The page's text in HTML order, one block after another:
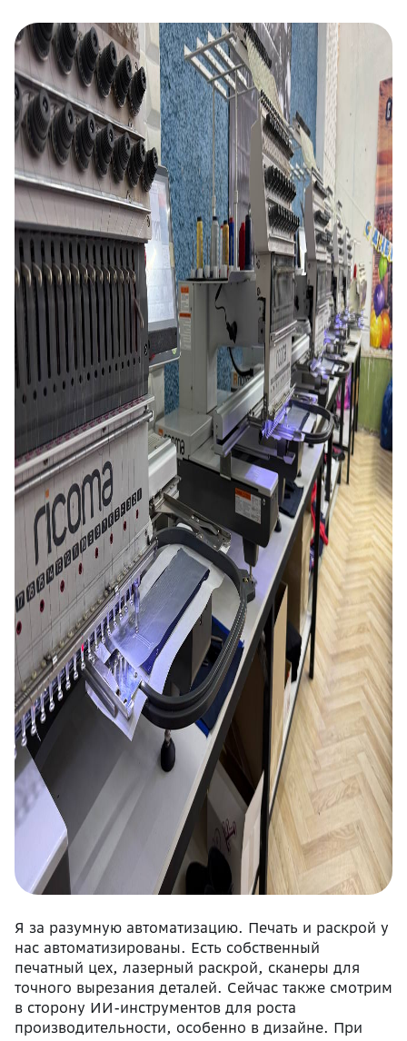
Я за разумную автоматизацию. Печать и раскрой у
нас автоматизированы. Есть собственный
печатный цех, лазерный раскрой, сканеры для
точного вырезания деталей. Сейчас также смотрим
в сторону ИИ-инструментов для роста
производительности, особенно в дизайне. При